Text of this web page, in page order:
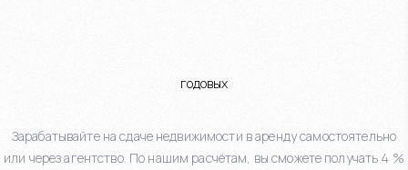
годовых
Зарабатывайте на сдаче недвижимости в аренду самостоятельно
или через агентство. По нашим расчётам, вы сможете получать 4 %